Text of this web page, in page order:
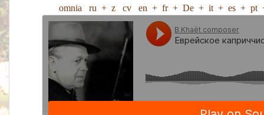
omnia ru + z cv en + fr + De + it + es + pt